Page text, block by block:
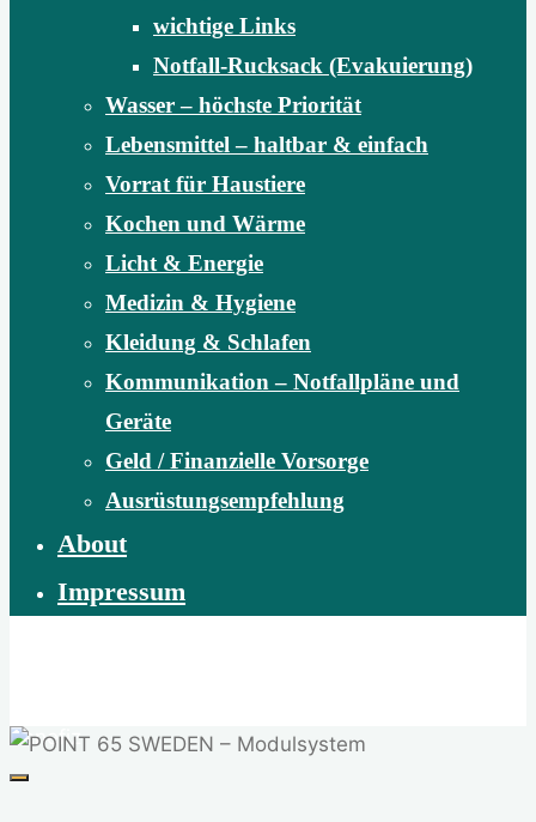
wichtige Links
Notfall-Rucksack (Evakuierung)
Wasser – höchste Priorität
Lebensmittel – haltbar & einfach
Vorrat für Haustiere
Kochen und Wärme
Licht & Energie
Medizin & Hygiene
Kleidung & Schlafen
Kommunikation – Notfallpläne und
Geräte
Geld / Finanzielle Vorsorge
Ausrüstungsempfehlung
About
Impressum
Benefiz